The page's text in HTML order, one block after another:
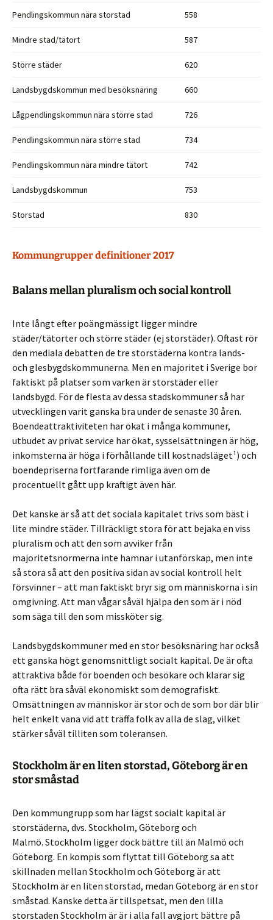
Pendlingskommun nära storstad 558
Mindre stad/tätort 587
Större städer 620
Landsbygdskommun med besöksnäring 660
Lågpendlingskommun nära större stad 726
Pendlingskommun nära större stad 734
Pendlingskommun nära mindre tätort 742
Landsbygdskommun 753
Storstad 830
Kommungrupper definitioner 2017
Balans mellan pluralism och social kontroll
Inte långt efter poängmässigt ligger mindre
städer/tätorter och större städer (ej storstäder). Oftast rör
den mediala debatten de tre storstäderna kontra lands-
och glesbygdskommunerna. Men en majoritet i Sverige bor
faktiskt på platser som varken är storstäder eller
landsbygd. För de flesta av dessa stadskommuner så har
utvecklingen varit ganska bra under de senaste 30 åren.
Boendeattraktiviteten har ökat i många kommuner,
utbudet av privat service har ökat, sysselsättningen är hög,
inkomsterna är höga i förhållande till kostnadsläget¹) och
boendepriserna fortfarande rimliga även om de
procentuellt gått upp kraftigt även här.
Det kanske är så att det sociala kapitalet trivs som bäst i
lite mindre städer. Tillräckligt stora för att bejaka en viss
pluralism och att den som avviker från
majoritetsnormerna inte hamnar i utanförskap, men inte
så stora så att den positiva sidan av social kontroll helt
försvinner – att man faktiskt bryr sig om människorna i sin
omgivning. Att man vågar såväl hjälpa den som är i nöd
som säga till den som missköter sig.
Landsbygdskommuner med en stor besöksnäring har också
ett ganska högt genomsnittligt socialt kapital. De är ofta
attraktiva både för boenden och besökare och klarar sig
ofta rätt bra såväl ekonomiskt som demografiskt.
Omsättningen av människor är stor och de som bor där blir
helt enkelt vana vid att träffa folk av alla de slag, vilket
stärker såväl tilliten som toleransen.
Stockholm är en liten storstad, Göteborg är en
stor småstad
Den kommungrupp som har lägst socialt kapital är
storstäderna, dvs. Stockholm, Göteborg och
Malmö. Stockholm ligger dock bättre till än Malmö och
Göteborg. En kompis som flyttat till Göteborg sa att
skillnaden mellan Stockholm och Göteborg är att
Stockholm är en liten storstad, medan Göteborg är en stor
småstad. Kanske detta är tillspetsat, men den lilla
storstaden Stockholm är är i alla fall avgjort bättre på